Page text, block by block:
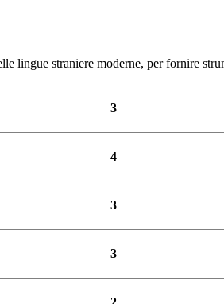
lingue straniere moderne, per fornire
3
4
3
3